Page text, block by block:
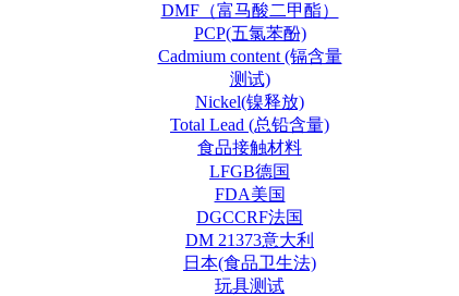
DMF（富马酸二甲酯）
PCP(五氯苯酚)
Cadmium content (镉含量
测试)
Nickel(镍释放)
Total Lead (总铅含量)
食品接触材料
LFGB德国
FDA美国
DGCCRF法国
DM 21373意大利
日本(食品卫生法)
玩具测试